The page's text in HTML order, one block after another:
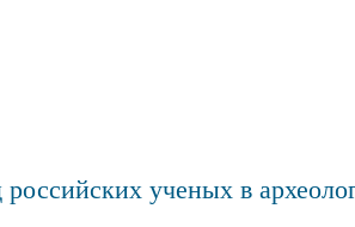
ученых в